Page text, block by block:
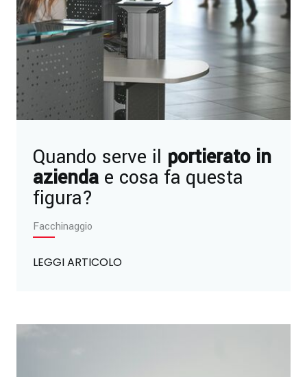
Quando serve il portierato in
azienda e cosa fa questa
figura?
Facchinaggio
LEGGI ARTICOLO